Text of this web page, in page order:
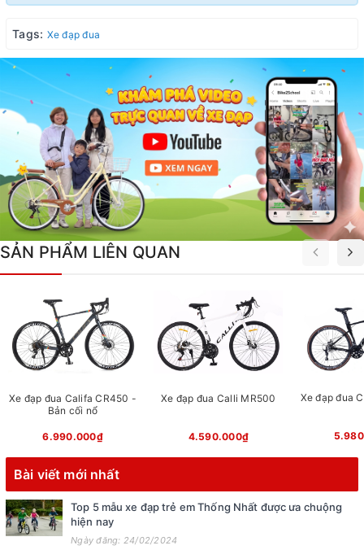
Tags: Xe đạp đua
SẢN PHẨM LIÊN QUAN
Xe đạp đua Califa CR450 -
Bản cối nổ
6.990.000₫
Xe đạp đua Calli MR500
4.590.000₫
Xe đạp đua
Bài viết mới nhất
Top 5 mẫu xe đạp trẻ em Thống Nhất được ưa chuộng
hiện nay
Ngày đăng: 24/02/2024